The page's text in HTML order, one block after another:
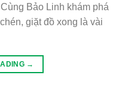
Bảo Linh khám phá
giặt đồ xong là vài
→